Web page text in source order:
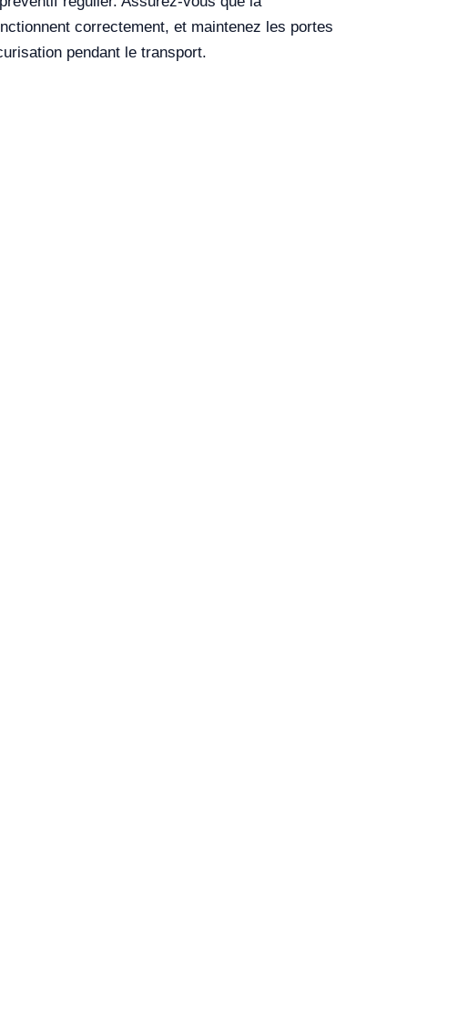
correctement, et maintenez les portes
pendant le transport.